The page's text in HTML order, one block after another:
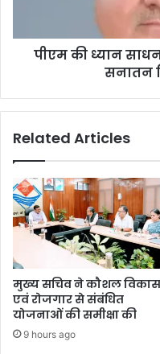
पीएम की ध्यान
सनातन
Related Articles
मुख्य सचिव ने कौशल विकास
एवं रोजगार से संबंधित
योजनाओं की समीक्षा की
9 hours ago